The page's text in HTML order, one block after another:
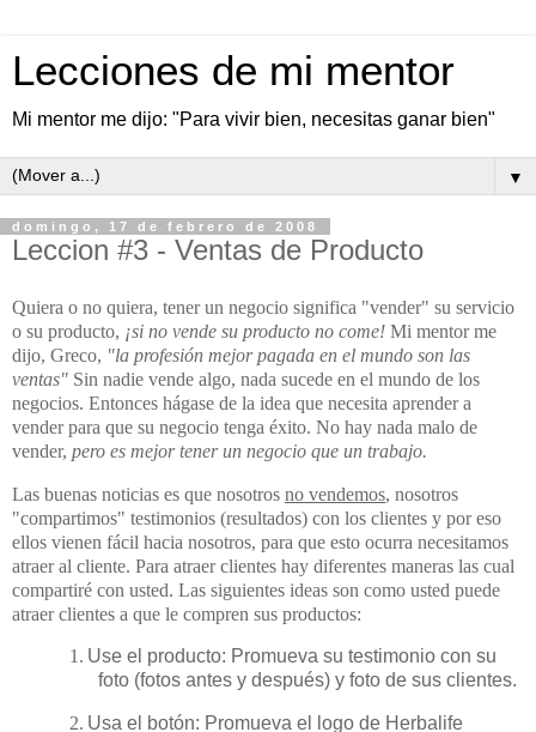
Lecciones de mi mentor
Mi mentor me dijo: "Para vivir bien, necesitas ganar bien"
▼
domingo, 17 de febrero de 2008
Leccion #3 - Ventas de Producto
Quiera o no quiera, tener un negocio significa "vender" su servicio
o su producto, ¡si no vende su producto no come! Mi mentor me
dijo, Greco, "la profesión mejor pagada en el mundo son las
ventas" Sin nadie vende algo, nada sucede en el mundo de los
negocios. Entonces hágase de la idea que necesita aprender a
vender para que su negocio tenga éxito. No hay nada malo de
vender, pero es mejor tener un negocio que un trabajo.
Las buenas noticias es que nosotros no vendemos, nosotros
"compartimos" testimonios (resultados) con los clientes y por eso
ellos vienen fácil hacia nosotros, para que esto ocurra necesitamos
atraer al cliente. Para atraer clientes hay diferentes maneras las cual
compartiré con usted. Las siguientes ideas son como usted puede
atraer clientes a que le compren sus productos:
1. Use el producto: Promueva su testimonio con su
foto (fotos antes y después) y foto de sus clientes.
2. Usa el botón: Promueva el logo de Herbalife